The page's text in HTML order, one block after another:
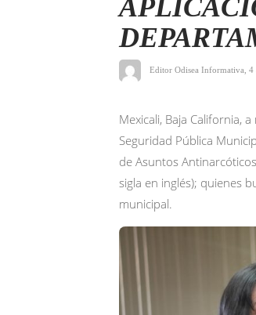
Editor Odisea Informativa 4
Mexicali, Baja California,
Seguridad Pública
de Asuntos
sigla en inglés); quienes
municipal.